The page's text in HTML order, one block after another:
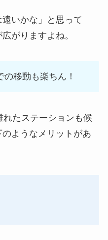
遠いかな」と思って
がりますよね。
移動も楽ちん！
たステーションも候
ようなメリットがあ